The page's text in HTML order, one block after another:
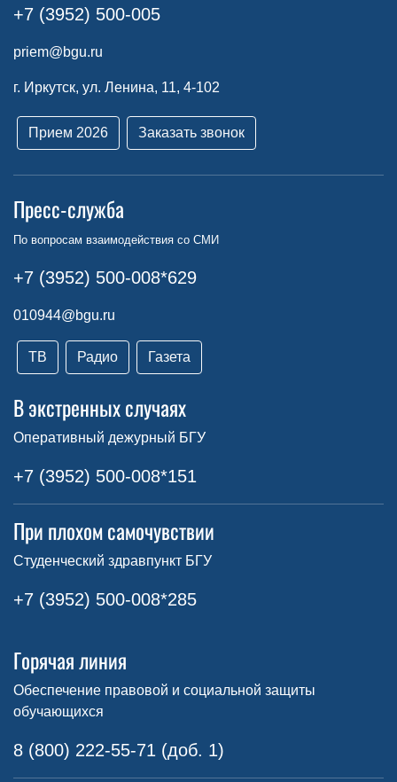
+7 (3952) 500-005
priem@bgu.ru
г. Иркутск, ул. Ленина, 11, 4-102
Прием 2026 Заказать звонок
Пресс-служба
По вопросам взаимодействия со СМИ
+7 (3952) 500-008*629
010944@bgu.ru
ТВ Радио Газета
В экстренных случаях
Оперативный дежурный БГУ
+7 (3952) 500-008*151
При плохом самочувствии
Студенческий здравпункт БГУ
+7 (3952) 500-008*285
Горячая линия
Обеспечение правовой и социальной защиты
обучающихся
8 (800) 222-55-71 (доб. 1)